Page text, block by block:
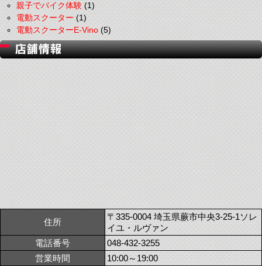
親子でバイク体験(1)
電動スクーター(1)
電動スクーターE-Vino(5)
住所
〒335-0004 埼玉県蕨市中央3-25-1ソレ
イユ・ルヴァン
電話番号
048-432-3255
営業時間
10:00～19:00